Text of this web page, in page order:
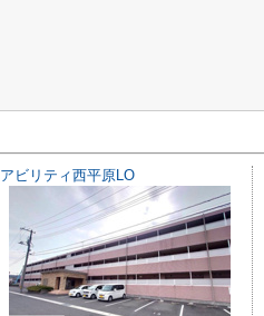
アビリティ西平原LO